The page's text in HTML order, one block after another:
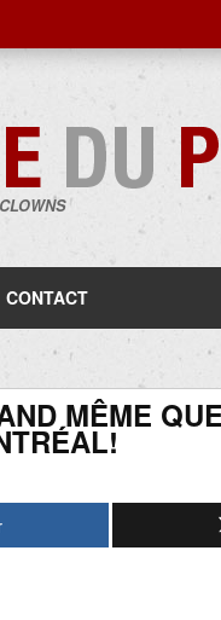
CONTACT
MÊME